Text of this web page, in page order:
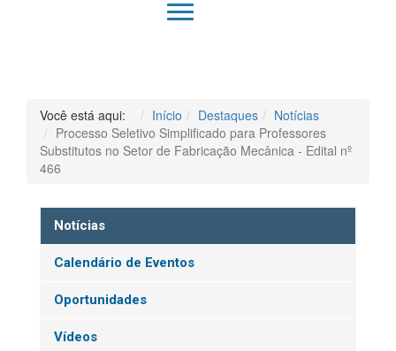
QUEM SOMOS
Você está aqui: Início Destaques
Notícias
Processo Seletivo Simplificado para Professores
Substitutos no Setor de Fabricação Mecânica - Edital nº
466
Notícias
Calendário de Eventos
Oportunidades
Vídeos